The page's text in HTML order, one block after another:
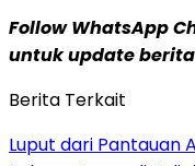
Follow WhatsApp
untuk update
Berita Terkait
Luput dari Pantauan